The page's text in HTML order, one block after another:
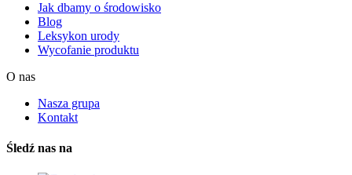
Jak dbamy o środowisko
Blog
Leksykon urody
Wycofanie produktu
O nas
Nasza grupa
Kontakt
Śledź nas na